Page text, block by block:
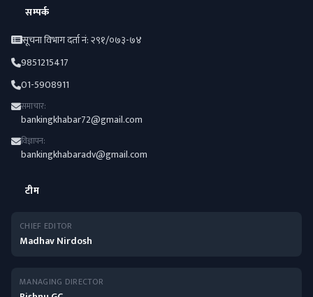
सम्पर्क
सूचना विभाग दर्ता नं: २९१/०७३-७४
9851215417
01-5908911
समाचार:
bankingkhabar72@gmail.com
विज्ञापन:
bankingkhabaradv@gmail.com
टीम
CHIEF EDITOR
Madhav Nirdosh
MANAGING DIRECTOR